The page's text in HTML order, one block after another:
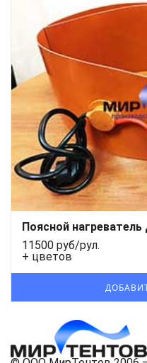
Поясной нагреватель
11500 руб/рул.
+ цветов